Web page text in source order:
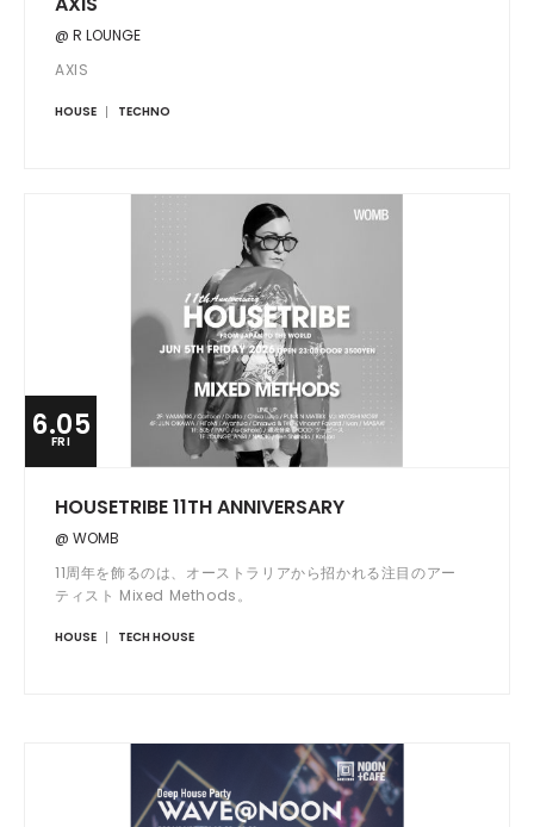
@ R LOUNGE
AXIS
HOUSE TECHNO
6.05
FRI
HOUSETRIBE 11TH ANNIVERSARY
@ WOMB
11周年を飾るのは、オーストラリアから招かれる注目のアー
ティスト Mixed Methods。
HOUSE TECH HOUSE